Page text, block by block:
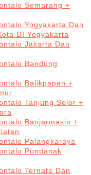
Semarang +
Yogyakarta Dan
DI Yogyakarta
Jakarta Dan
Bandung
Balikpapan +
Tanjung Selor +
Banjarmasin +
Palangkaraya
Pontianak
Ternate Dan